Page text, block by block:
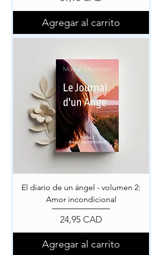
Agregar al carrito
El diario de un ángel - volumen 2:
Amor incondicional
Precio
24,95 CAD
Agregar al carrito